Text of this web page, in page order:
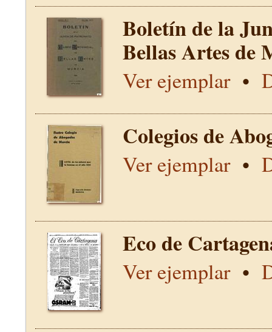
Boletín de la
Bellas Artes
Ver ejemplar•
Colegios de
Ver ejemplar•
Eco de
Ver ejemplar•